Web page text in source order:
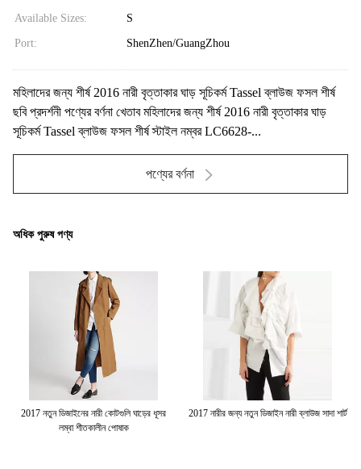
Available Sizes: S
Port: ShenZhen/GuangZhou
মহিলাদের জন্য শীর্ষ 2016 নারী বৃত্তাকার ঘাড় সূচিকর্ম Tassel ব্লাউজ ফসল শীর্ষ
ছবি প্রদর্শনী পণ্যের বর্ণনা খেতাব মহিলাদের জন্য শীর্ষ 2016 নারী বৃত্তাকার ঘাড়
সূচিকর্ম Tassel ব্লাউজ ফসল শীর্ষ স্টাইল নম্বর LC6628-...
পণ্যের বর্ণনা
অধিক পুরুষ পণ্য
2017 নতুন ডিজাইনের নারী কোটগুলি ঘাড়ের ধূসর
লম্বা শীতকালীন পোষাক
2017 নারীর জন্য নতুন ডিজাইন নারী ব্লাউজ সাদা শার্ট